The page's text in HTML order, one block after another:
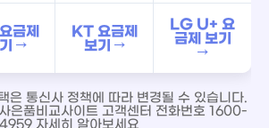
금제
→
KT 요금제
보기 →
LG U+ 요
금제 보기
→
은 통신사 정책에 따라 변경될 수 있습니다.
은품비교사이트 고객센터 전화번호 1600-
4959 자세히 알아보세요